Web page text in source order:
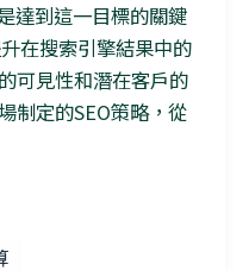
達到這一目標的關鍵
在搜索引擎結果中的
可見性和潛在客戶的
制定的SEO策略，從